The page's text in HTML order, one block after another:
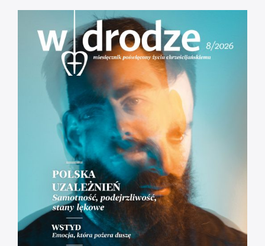
Droga do zbawienia [#01] Adam i Ewa.
Odpowiedzialni = wolni.
[RÓŻANIEC] Tajemnice Bolesne